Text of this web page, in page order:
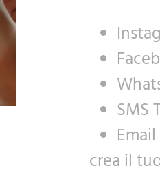
SMS
Email
crea il